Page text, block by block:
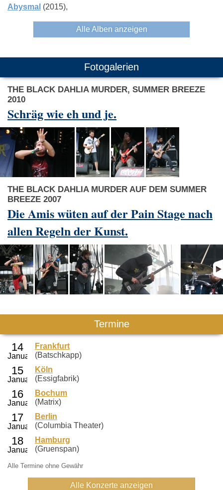
Abysmal (2015)
Alle Alben anzeigen
Fotogalerien
THE BLACK DAHLIA MURDER, SUMMER BREEZE
2010
Schräg wie eh und je.
THE BLACK DAHLIA MURDER AUF DEM SUMMER
BREEZE 2007
Die Amis wüten auf der Pain Stage nach
allen Regeln der Kunst.
Termine
Frankfurt
(Batschkapp)
Köln
(Essigfabrik)
Bochum
(Matrix)
Berlin
(Columbia Theater)
Hamburg
(Gruenspan)
Alle Termine ohne Gewähr
Alle Konzerte anzeigen